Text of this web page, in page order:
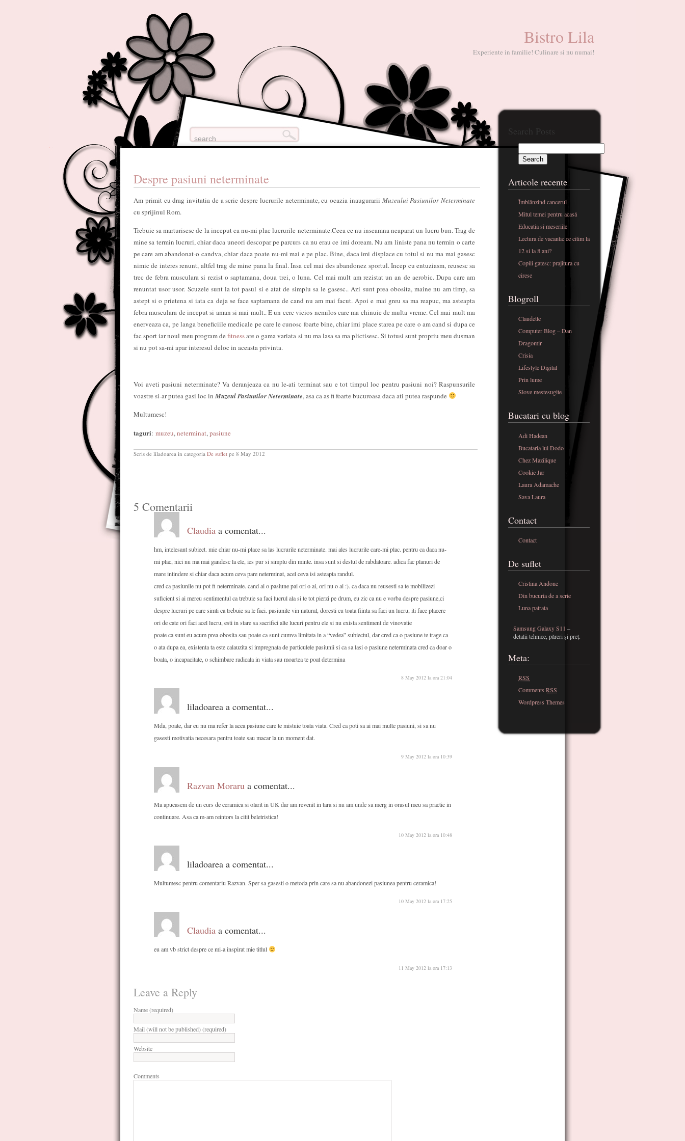
Bistro Lila
Experiente in familie! Culinare si nu numai!
Despre pasiuni neterminate
Am primit cu drag invitatia de a scrie despre lucrurile neterminate, cu ocazia inaugurarii Muzeului Pasiunilor Neterminate
cu sprijinul Rom.
Trebuie sa marturisesc de la inceput ca nu-mi plac lucrurile neterminate.Ceea ce nu inseamna neaparat un lucru bun. Trag de
mine sa termin lucruri, chiar daca uneori descopar pe parcurs ca nu erau ce imi doream. Nu am liniste pana nu termin o carte
pe care am abandonat-o candva, chiar daca poate nu-mi mai e pe plac. Bine, daca imi displace cu totul si nu ma mai gasesc
nimic de interes renunt, altfel trag de mine pana la final. Insa cel mai des abandonez sportul. Incep cu entuziasm, reusesc sa
trec de febra musculara si rezist o saptamana, doua trei, o luna. Cel mai mult am rezistat un an de aerobic. Dupa care am
renuntat usor usor. Scuzele sunt la tot pasul si e atat de simplu sa le gasesc.. Azi sunt prea obosita, maine nu am timp, sa
astept si o prietena si iata ca deja se face saptamana de cand nu am mai facut. Apoi e mai greu sa ma reapuc, ma asteapta
febra musculara de inceput si aman si mai mult.. E un cerc vicios nemilos care ma chinuie de multa vreme. Cel mai mult ma
enerveaza ca, pe langa beneficiile medicale pe care le cunosc foarte bine, chiar imi place starea pe care o am cand si dupa ce
fac sport iar noul meu program de fitnessare o gama variata si nu ma lasa sa ma plictisesc. Si totusi sunt propriu meu dusman
si nu pot sa-mi apar interesul deloc in aceasta privinta.
Voi aveti pasiuni neterminate? Va deranjeaza ca nu le-ati terminat sau e tot timpul loc pentru pasiuni noi? Raspunsurile
voastre si-ar putea gasi loc inMuzeul Pasiunilor Neterminate, asa ca as fi foarte bucuroasa daca ati putea raspunde
Multumesc!
taguri: muzeu,neterminat,pasiune
Scris de liladoarea in categoria De suflet pe 8 May 2012
5 Comentarii
Claudia a comentat...
hm, intelesant subiect. mie chiar nu-mi place sa las lucrurile neterminate. mai ales lucrurile care-mi plac. pentru ca daca nu-
mi plac, nici nu ma mai gandesc la ele, ies pur si simplu din minte. insa sunt si destul de rabdatoare. adica fac planuri de
mare intindere si chiar daca acum ceva pare neterminat, acel ceva isi asteapta randul.
cred ca pasiunile nu pot fi neterminate. cand ai o pasiune pai ori o ai, ori nu o ai :). ca daca nu reusesti sa te mobilizezi
suficient si ai mereu sentimentul ca trebuie sa faci lucrul ala si te tot pierzi pe drum, eu zic ca nu e vorba despre pasiune,ci
despre lucruri pe care simti ca trebuie sa le faci. pasiunile vin natural, doresti cu toata fiinta sa faci un lucru, iti face placere
ori de cate ori faci acel lucru, esti in stare sa sacrifici alte lucuri pentru ele si nu exista sentiment de vinovatie
poate ca sunt eu acum prea obosita sau poate ca sunt cumva limitata in a “vedea” subiectul, dar cred ca o pasiune te trage ca
o ata dupa ea, existenta ta este calauzita si impregnata de particulele pasiunii si ca sa lasi o pasiune neterminata cred ca doar o
boala, o incapacitate, o schimbare radicala in viata sau moartea te poat determina
8 May 2012 la ora 21:04
liladoarea a comentat...
Mda, poate, dar eu nu ma refer la acea pasiune care te mistuie toata viata. Cred ca poti sa ai mai multe pasiuni, si sa nu
gasesti motivatia necesara pentru toate sau macar la un moment dat.
9 May 2012 la ora 10:39
Razvan Moraru a comentat...
Ma apucasem de un curs de ceramica si olarit in UK dar am revenit in tara si nu am unde sa merg in orasul meu sa practic in
continuare. Asa ca m-am reintors la citit beletristica!
10 May 2012 la ora 10:48
liladoarea a comentat...
Multumesc pentru comentariu Razvan. Sper sa gasesti o metoda prin care sa nu abandonezi pasiunea pentru ceramica!
10 May 2012 la ora 17:25
Claudia a comentat...
eu am vb strict despre ce mi-a inspirat mie titlul
11 May 2012 la ora 17:13
Leave a Reply
Name (required)
Mail (will not be published) (required)
Website
Comments
Search Posts
Articole recente
Îmblânzind cancerul
Mitul temei pentru acasă
Educatia si meseriile
Lectura de vacanta: ce citim la
12 si la 8 ani?
Copiii gatesc: prajitura cu
cirese
Blogroll
Claudette
Computer Blog – Dan
Dragomir
Crisia
Lifestyle Digital
Prin lume
Slove mestesugite
Bucatari cu blog
Adi Hadean
Bucataria lui Dodo
Chez Mazilique
Cookie Jar
Laura Adamache
Sava Laura
Contact
Contact
De suflet
Cristina Andone
Din bucuria de a scrie
Luna patrata
Samsung Galaxy S11 –
detalii tehnice, păreri și preț.
Meta:
RSS
Comments RSS
Wordpress Themes